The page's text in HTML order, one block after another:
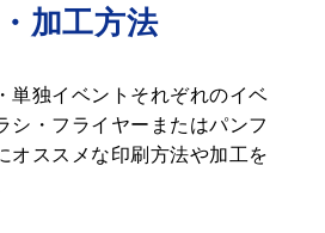
加工方法
単独イベントそれぞれのイベ
シ・フライヤーまたはパンフ
オススメな印刷方法や加工を